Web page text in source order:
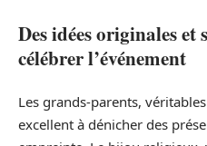
Des idées originales
célébrer l’événement
Les grands-parents,
excellent à dénicher des